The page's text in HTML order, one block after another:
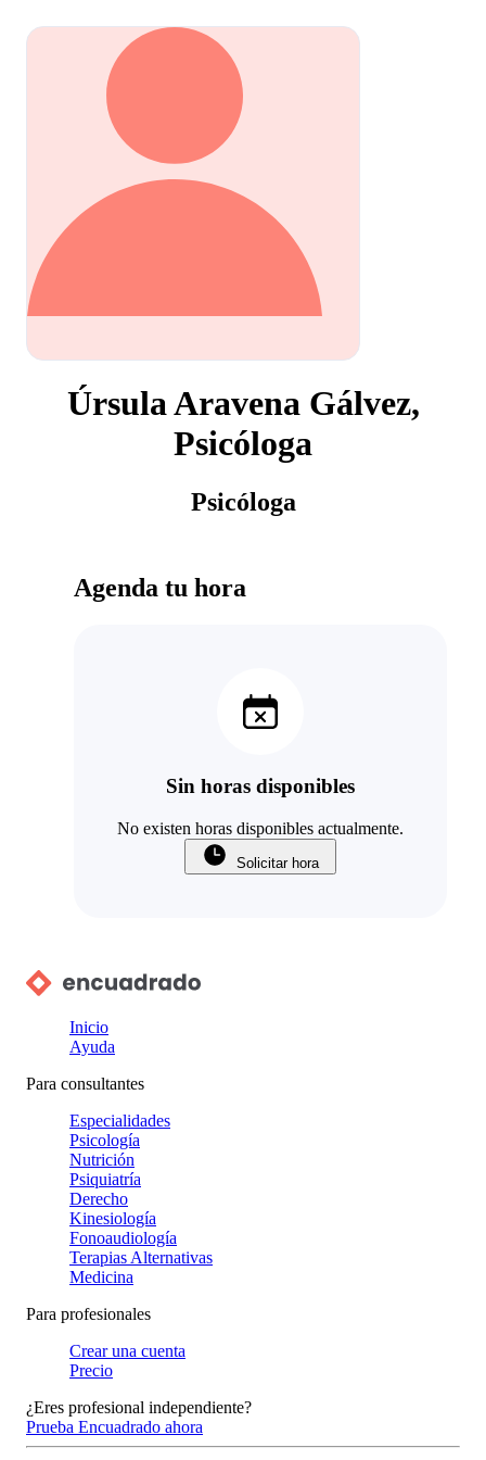
Úrsula Aravena Gálvez,
Psicóloga
Psicóloga
Agenda tu hora
Sin horas disponibles
No existen horas disponibles actualmente.
Solicitar hora
Inicio
Ayuda
Para consultantes
Especialidades
Psicología
Nutrición
Psiquiatría
Derecho
Kinesiología
Fonoaudiología
Terapias Alternativas
Medicina
Para profesionales
Crear una cuenta
Precio
¿Eres profesional independiente?
Prueba Encuadrado ahora